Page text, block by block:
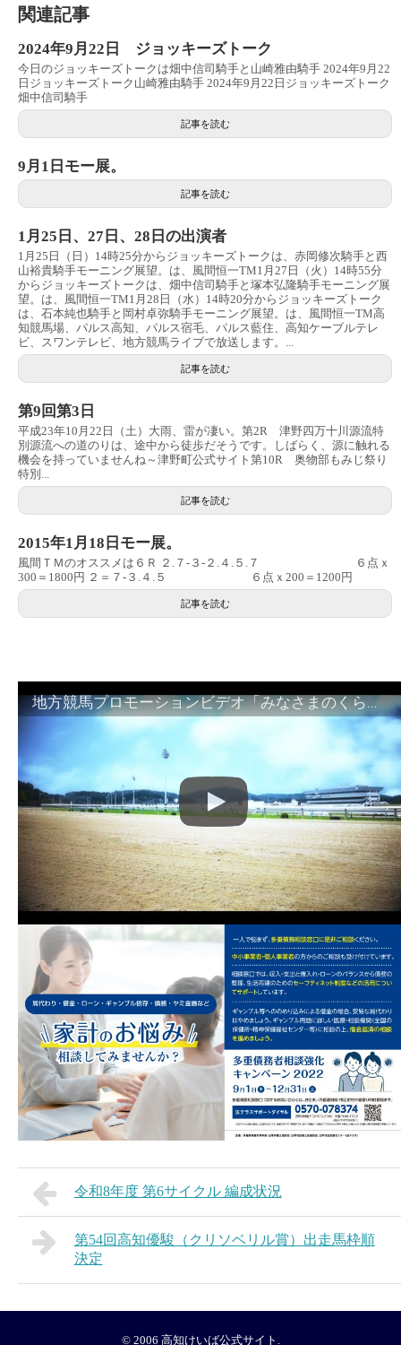
関連記事
2024年9月22日 ジョッキーズトーク
今日のジョッキーズトークは畑中信司騎手と山崎雅由騎手 2024年9月22
日ジョッキーズトーク山崎雅由騎手 2024年9月22日ジョッキーズトーク
畑中信司騎手
記事を読む
9月1日モー展。
記事を読む
1月25日、27日、28日の出演者
1月25日（日）14時25分からジョッキーズトークは、赤岡修次騎手と西
山裕貴騎手モーニング展望。は、風間恒一TM1月27日（火）14時55分
からジョッキーズトークは、畑中信司騎手と塚本弘隆騎手モーニング展
望。は、風間恒一TM1月28日（水）14時20分からジョッキーズトーク
は、石本純也騎手と岡村卓弥騎手モーニング展望。は、風間恒一TM高
知競馬場、パルス高知、パルス宿毛、パルス藍住、高知ケーブルテレ
ビ、スワンテレビ、地方競馬ライブで放送します。...
記事を読む
第9回第3日
平成23年10月22日（土）大雨、雷が凄い。第2R 津野四万十川源流特
別源流への道のりは、途中から徒歩だそうです。しばらく、源に触れる
機会を持っていませんね～津野町公式サイト第10R 奥物部もみじ祭り
特別...
記事を読む
2015年1月18日モー展。
風間ＴＭのオススメは６Ｒ ２.７‐３‐２.４.５.７ ６点ｘ
300＝1800円 ２＝７‐３.４.５ ６点ｘ200＝1200円
記事を読む
地方競馬プロモーションビデオ「みなさまのくらしのために」30秒篇｜NAR公式
令和8年度 第6サイクル 編成状況
第54回高知優駿（クリソベリル賞）出走馬枠順
決定
© 2006 高知けいば公式サイト .